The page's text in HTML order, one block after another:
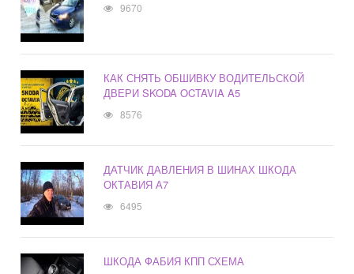
9670
КАК СНЯТЬ ОБШИВКУ ВОДИТЕЛЬСКОЙ
ДВЕРИ SKODA OCTAVIA A5
8576
ДАТЧИК ДАВЛЕНИЯ В ШИНАХ ШКОДА
ОКТАВИЯ А7
6495
ШКОДА ФАБИЯ КПП СХЕМА